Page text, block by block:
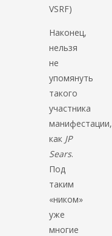
VSRF)
Наконец,
нельзя
не
упомянуть
такого
участника
манифестации,
как JP
Sears.
Под
таким
«ником»
уже
многие